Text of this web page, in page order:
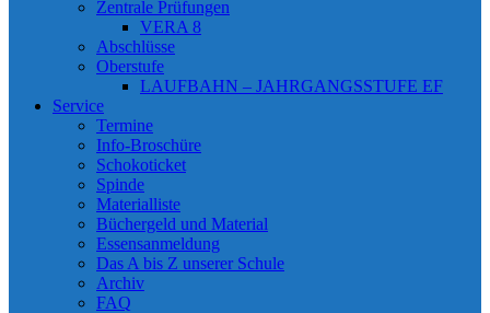
Zentrale Prüfungen
VERA 8
Abschlüsse
Oberstufe
LAUFBAHN – JAHRGANGSSTUFE EF
Service
Termine
Info-Broschüre
Schokoticket
Spinde
Materialliste
Büchergeld und Material
Essensanmeldung
Das A bis Z unserer Schule
Archiv
FAQ